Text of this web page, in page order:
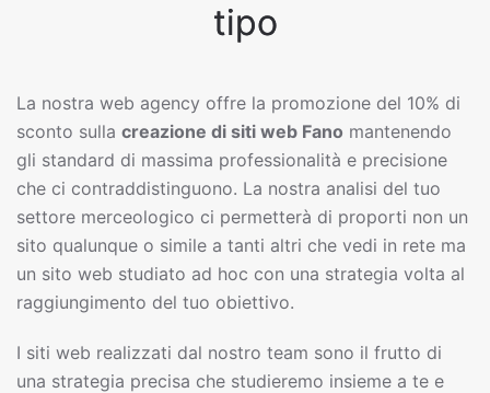
tipo
La nostra web agency offre la promozione del 10% di
sconto sulla creazione di siti web Fano mantenendo
gli standard di massima professionalità e precisione
che ci contraddistinguono. La nostra analisi del tuo
settore merceologico ci permetterà di proporti non un
sito qualunque o simile a tanti altri che vedi in rete ma
un sito web studiato ad hoc con una strategia volta al
raggiungimento del tuo obiettivo.
I siti web realizzati dal nostro team sono il frutto di
una strategia precisa che studieremo insieme a te e